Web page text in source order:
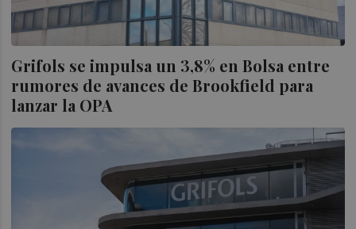
Grifols se impulsa un 3,8% en Bolsa entre
rumores de avances de Brookfield para
lanzar la OPA